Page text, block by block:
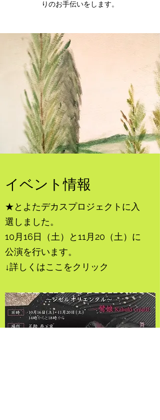
​​イベント情報
★とよたデカスプロジェクトに入
選しました。
10月16日（土）と11月20（土）に
公演を行います。
↓詳しくはここをクリック
りのお手伝いをします。